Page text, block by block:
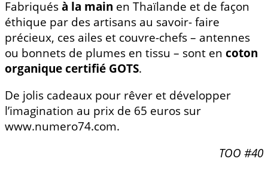
Fabriquésà la main en Thaïlande et de façon
éthique par des artisans au savoir- faire
précieux, ces ailes et couvre-chefs – antennes
ou bonnets de plumes en tissu – sont en coton
organique certifié GOTS.
De jolis cadeaux pour rêver et développer
l’imagination au prix de 65 euros sur
www.numero74.com.
TOO #40